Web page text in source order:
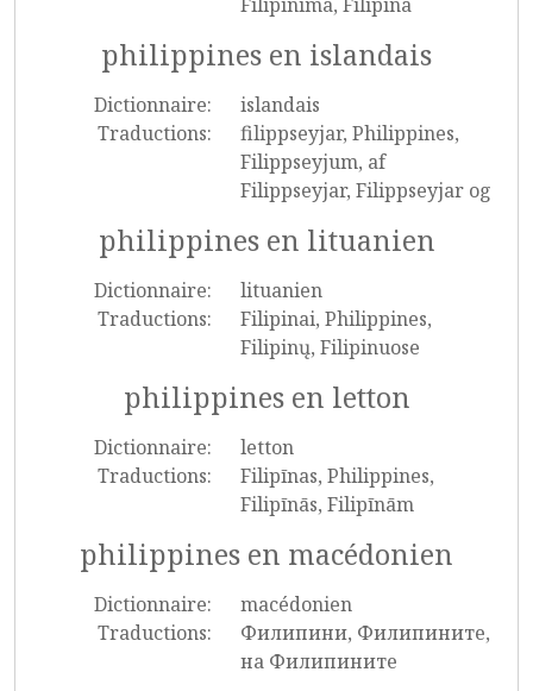
philippines en islandais
Dictionnaire:
islandais
Traductions:
filippseyjar, Philippines,
Filippseyjum, af
Filippseyjar, Filippseyjar og
philippines en lituanien
Dictionnaire:
lituanien
Traductions:
Filipinai, Philippines,
Filipinų, Filipinuose
philippines en letton
Dictionnaire:
letton
Traductions:
Filipīnas, Philippines,
Filipīnās, Filipīnām
philippines en macédonien
Dictionnaire:
macédonien
Traductions:
Филипини, Филипините,
на Филипините